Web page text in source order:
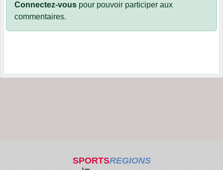
Connectez-vous pour pouvoir participer aux
commentaires.
SPORTSREGIONS